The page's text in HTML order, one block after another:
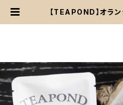
【TEAPOND】オラ